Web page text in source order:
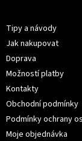
Tipy a návody
Jak nakupovat
Doprava
Možností platby
Kontakty
Obchodní podmínky
Podmínky ochrany
Moje objednávka